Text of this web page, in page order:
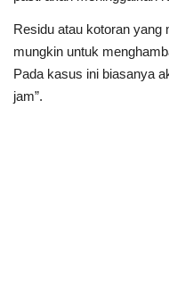
Residu atau kotoran yang
mungkin untuk
Pada kasus ini biasanya
jam”.